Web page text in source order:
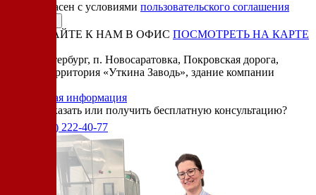
Я согласен с условиями пользовательского соглашения
ПРИЕЗЖАЙТЕ К НАМ В ОФИС ПОСМОТРЕТЬ НА КАРТЕ
Санкт-Петербург, п. Новосаратовка, Покровская дорога,
частная территория «Уткина Заводь», здание компании
Справочная информация
Хотите заказать или получить бесплатную консультацию?
+7(905) 222-40-77